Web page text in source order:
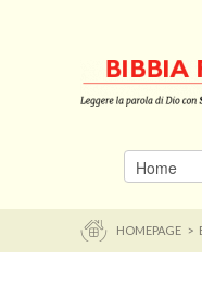
HOMEPAGE >